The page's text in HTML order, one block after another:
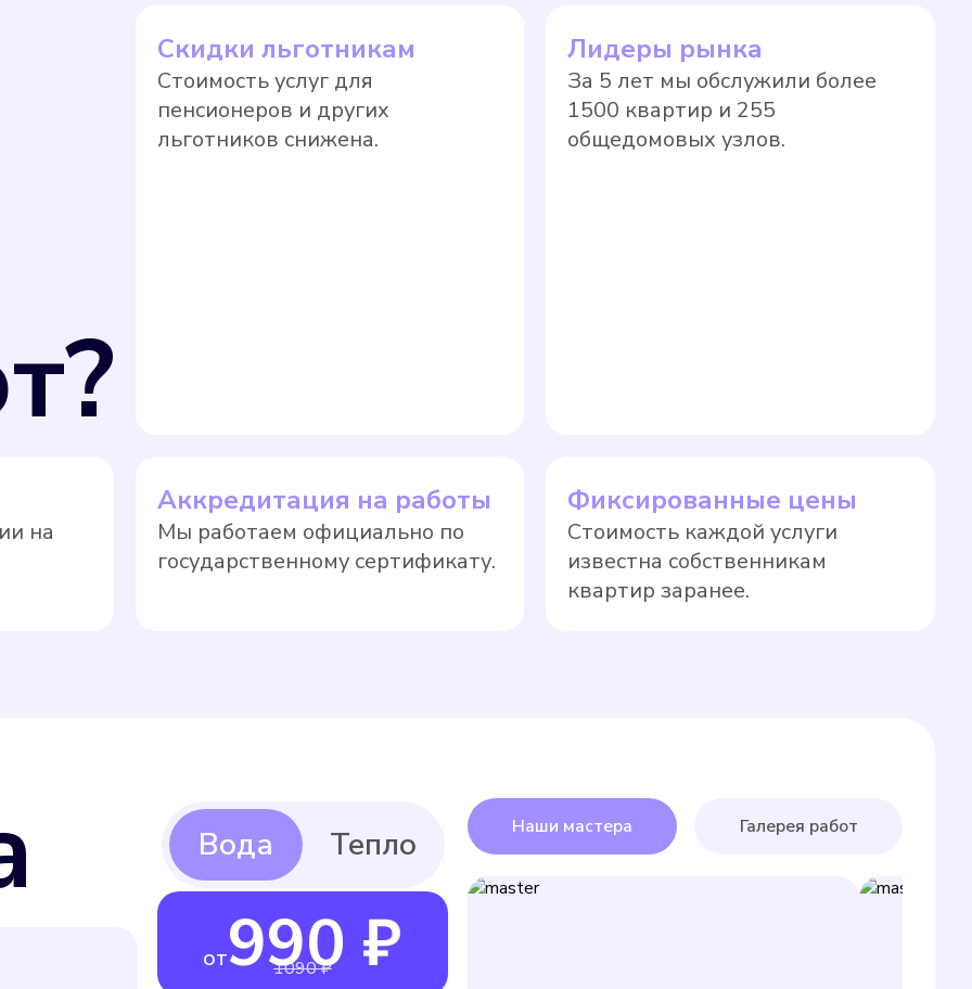
обеспечения единства измерений, могут подвергаться поверке в
компания вправе перевести собственника прибора учета на нормативный тариф
если прибор учета не был поверен в установленные сроки в соответствии с
Оплата по нормативному тарифу, как правило, значительно выше, чем по показаниям
с поверкой.
Скидки льготникам
Стоимость услуг для
пенсионеров и других
льготников снижена.
Лидеры рынка
За 5 лет мы обслужили более
1500 квартир и 255
общедомовых узлов.
на
Аккредитация на работы
Мы работаем официально по
государственному сертификату.
Фиксированные цены
Стоимость каждой услуги
известна собственникам
квартир заранее.
от990 ₽
1090 ₽
Наши мастера Галерея работ